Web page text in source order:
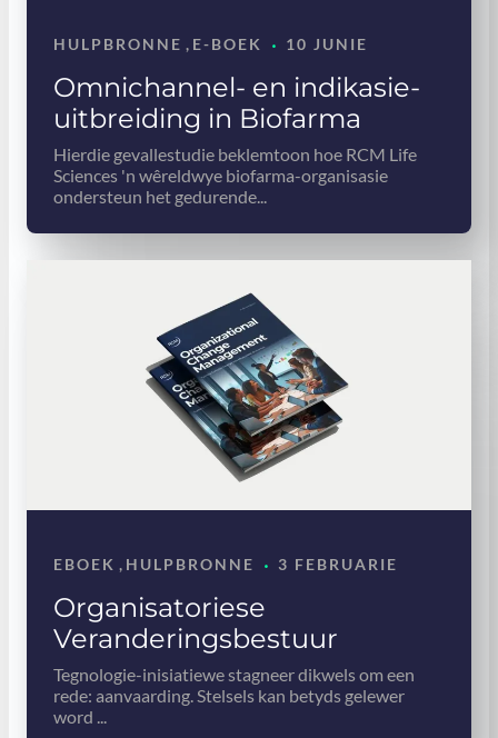
Omnichannel- en indikasie-
uitbreiding in Biofarma
HULPBRONNE , E-BOEK · 10 JUNIE
Hierdie gevallestudie beklemtoon hoe RCM Life
Sciences 'n wêreldwye biofarma-organisasie
ondersteun het gedurende...
Organisatoriese
Veranderingsbestuur
EBOEK , HULPBRONNE · 3 FEBRUARIE
Tegnologie-inisiatiewe stagneer dikwels om een ​​
rede: aanvaarding. Stelsels kan betyds gelewer
word ...